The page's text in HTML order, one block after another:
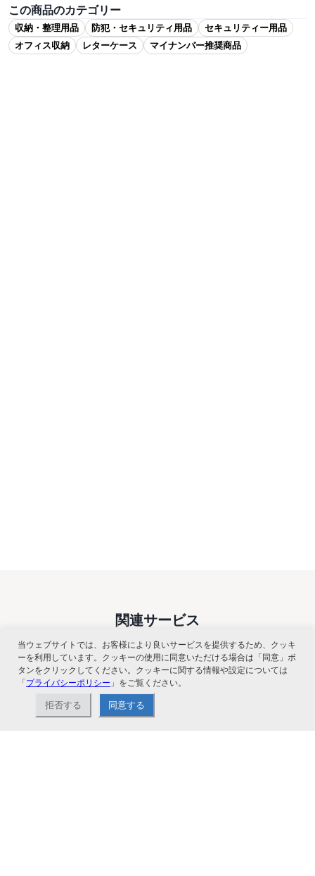
この商品のカテゴリー
収納・整理用品 防犯・セキュリティ用品
セキュリティー用品
オフィス収納
レターケース マイナンバー推奨商品
関連サービス
当ウェブサイトでは、お客様により良いサービスを提供するため、クッキ
ーを利用しています。クッキーの使用に同意いただける場合は「同意」ボ
タンをクリックしてください。クッキーに関する情報や設定については
「プライバシーポリシー 」をご覧ください。
拒否する 同意する